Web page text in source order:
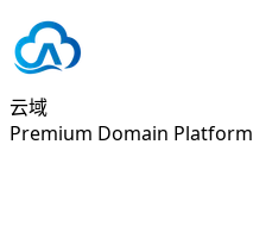
云域
Premium Domain Platform